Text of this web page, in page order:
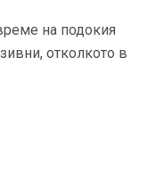
на подокия
отколкото в